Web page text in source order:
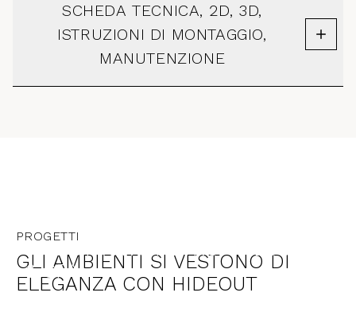
SCHEDA TECNICA, 2D, 3D,
ISTRUZIONI DI MONTAGGIO,
MANUTENZIONE
THE BYRON AT BYRON RESORT
& SPA
PROGETTI
GLI AMBIENTI SI VESTONO DI
ELEGANZA CON HIDEOUT